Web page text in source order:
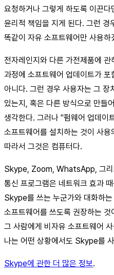
요청하거나 그렇게 하도록 이끈
윤리적 책임을 지게 된다. 그런 경
똑같이 자유 소프트웨어만 사용하
전자레인지와 다른 가전제품에
과정에 소프트웨어 업데이트가
아니다. 그런 경우 사용자는 그 장
있는지, 혹은 다른 방식으로 만들
생각한다. 그러나 "펌웨어 업데이
소프트웨어를 설치하는 것이 사
따라서 그것은 컴퓨터다.
Skype, Zoom, WhatsApp, 그리
통신 프로그램은 네트워크 효과
Skype를 쓰는 누군가와 대화하
소프트웨어를 쓰도록 권장하는
그 사람에게 비자유 소프트웨어
나는 어떤 상황에서도 Skype를
Skype에 관한 더 많은 정보.